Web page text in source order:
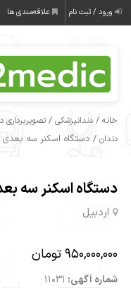
ورود / ثبت نام علاقه‌مندی ها
خانه /دندانپزشکی /تصویربرداری
دندان / دستگاه اسکنر سه بعدی
دستگاه اسکنر سه
اردبیل
950,000,000 تومان
شماره آگهی: 11031